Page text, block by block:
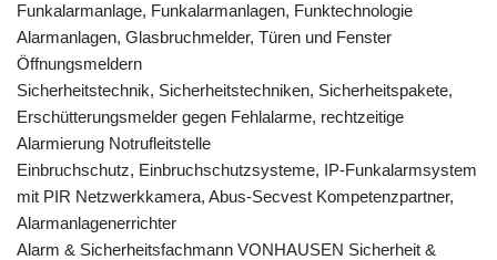
Funkalarmanlage, Funkalarmanlagen, Funktechnologie
Alarmanlagen, Glasbruchmelder, Türen und Fenster
Öffnungsmeldern
Sicherheitstechnik, Sicherheitstechniken, Sicherheitspakete,
Erschütterungsmelder gegen Fehlalarme, rechtzeitige
Alarmierung Notrufleitstelle
Einbruchschutz, Einbruchschutzsysteme, IP-Funkalarmsystem
mit PIR Netzwerkkamera, Abus-Secvest Kompetenzpartner,
Alarmanlagenerrichter
Alarm & Sicherheitsfachmann VONHAUSEN Sicherheit &